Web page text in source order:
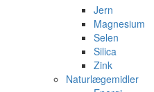
Jern
Magnesium
Selen
Silica
Zink
Naturlægemidler